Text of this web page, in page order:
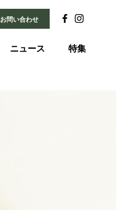
お問い合わせ
ニュース 特集